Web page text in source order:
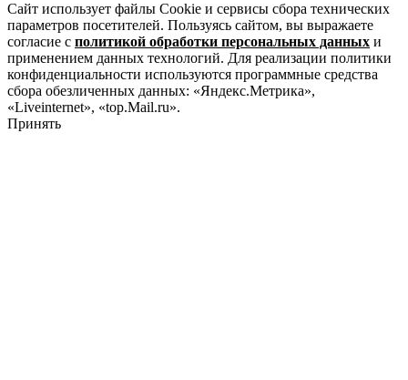
Сайт использует файлы Cookie и сервисы сбора технических
параметров посетителей. Пользуясь сайтом, вы выражаете
согласие с политикой обработки персональных данных и
применением данных технологий. Для реализации политики
конфиденциальности используются программные средства
сбора обезличенных данных: «Яндекс.Метрика»,
«Liveinternet», «top.Mail.ru».
Принять